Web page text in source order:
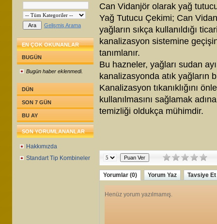
Gelişmiş Arama
EN ÇOK OKUNANLAR
BUGÜN
Bugün haber eklenmedi.
DÜN
SON 7 GÜN
BU AY
SON YORUMLANANLAR
Hakkımızda
Standart Tip Kombineler
Can Vidanjör olarak yağ
Yağ Tutucu Çekimi; Can
yağların sıkça kullanıldığı
kanalizasyon sistemine
tanımlanır.
Bu hazneler, yağları sudan
kanalizasyonda atık yağların
Kanalizasyon tıkanıklığını
kullanılmasını sağlamak
temizliği oldukça mühimdir.
Yorumlar (0) Yorum Yaz Tavsiye Et